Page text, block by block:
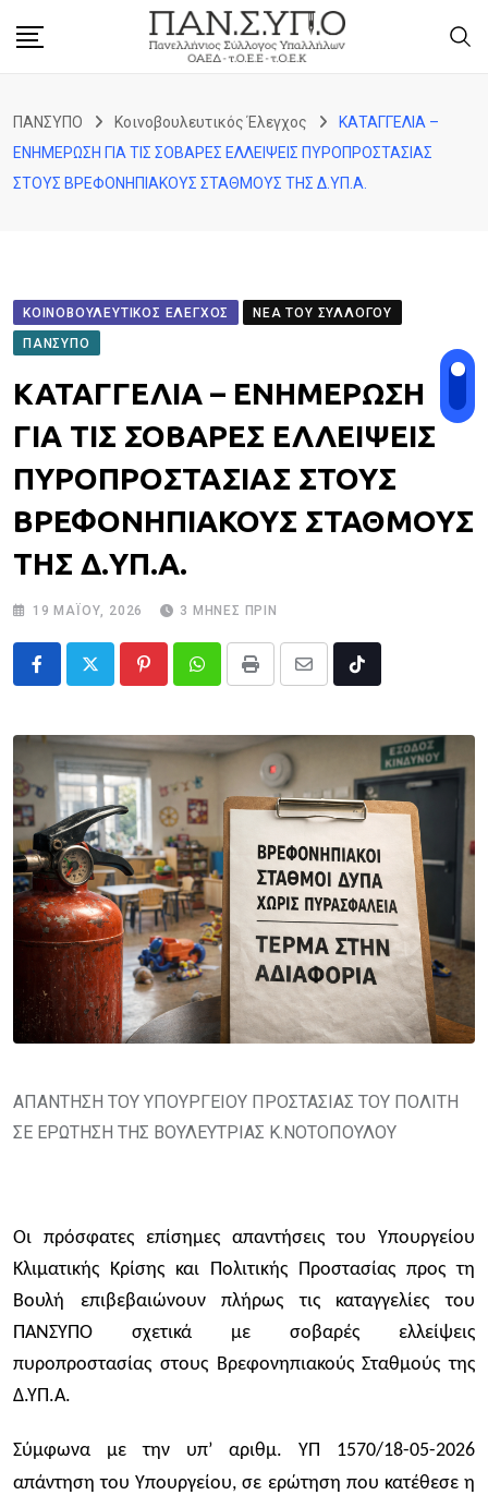
ΠΑΝΣΥΠΟ Κοινοβουλευτικός Έλεγχος
ΚΑΤΑΓΓΕΛΙΑ –
ΕΝΗΜΕΡΩΣΗ ΓΙΑ ΤΙΣ ΣΟΒΑΡΕΣ ΕΛΛΕΙΨΕΙΣ ΠΥΡΟΠΡΟΣΤΑΣΙΑΣ
ΣΤΟΥΣ ΒΡΕΦΟΝΗΠΙΑΚΟΥΣ ΣΤΑΘΜΟΥΣ ΤΗΣ Δ.ΥΠ.Α.
ΚΟΙΝΟΒΟΥΛΕΥΤΙΚΌΣ ΈΛΕΓΧΟΣ
ΝΈΑ ΤΟΥ ΣΥΛΛΌΓΟΥ
ΠΑΝΣΥΠΟ
ΚΑΤΑΓΓΕΛΙΑ – ΕΝΗΜΕΡΩΣΗ
ΓΙΑ ΤΙΣ ΣΟΒΑΡΕΣ ΕΛΛΕΙΨΕΙΣ
ΠΥΡΟΠΡΟΣΤΑΣΙΑΣ ΣΤΟΥΣ
ΒΡΕΦΟΝΗΠΙΑΚΟΥΣ ΣΤΑΘΜΟΥΣ
ΤΗΣ Δ.ΥΠ.Α.
19 ΜΑΪ́ΟΥ, 2026 3 ΜΉΝΕΣ ΠΡΙΝ
PinterestWhatsappPrint
Share
Email
Tiktok
ΑΠΑΝΤΗΣΗ ΤΟΥ ΥΠΟΥΡΓΕΙΟΥ ΠΡΟΣΤΑΣΙΑΣ ΤΟΥ ΠΟΛΙΤΗ
ΣΕ ΕΡΩΤΗΣΗ ΤΗΣ ΒΟΥΛΕΥΤΡΙΑΣ Κ.ΝΟΤΟΠΟΥΛΟΥ
Οι πρόσφατες επίσημες απαντήσεις του Υπουργείου
Κλιματικής Κρίσης και Πολιτικής Προστασίας προς τη
Βουλή επιβεβαιώνουν πλήρως τις καταγγελίες του
ΠΑΝΣΥΠΟ σχετικά με σοβαρές ελλείψεις
πυροπροστασίας στους Βρεφονηπιακούς Σταθμούς της
Δ.ΥΠ.Α.
Σύμφωνα με την υπ’ αριθμ. ΥΠ 1570/18-05-2026
απάντηση του Υπουργείου, σε ερώτηση που κατέθεσε η